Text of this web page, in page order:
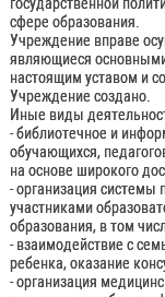
сфере образования.
Учреждение вправе
являющиеся
настоящим уставом и
Учреждение создано.
Иные виды
- библиотечное и
обучающихся,
на основе широкого
- организация системы
участниками
образования, в том
- взаимодействие с
ребенка, оказание
- организация